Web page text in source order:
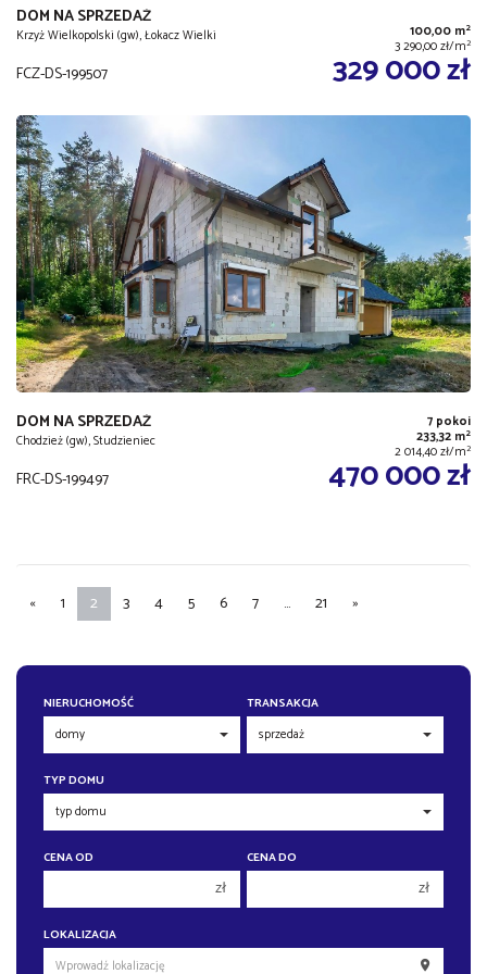
DOM NA SPRZEDAŻ
Krzyż Wielkopolski (gw), Łokacz Wielki 100,00 m2
3 290,00 zł/m2
FCZ-DS-199507 329 000 zł
DOM NA SPRZEDAŻ
Chodzież (gw), Studzieniec
7 pokoi
233,32 m2
2 014,40 zł/m2
FRC-DS-199497 470 000 zł
« 1 2 3 4 5 6 7 ... 21 »
NIERUCHOMOŚĆ TRANSAKCJA
TYP DOMU
CENA OD
zł
CENA DO
zł
LOKALIZACJA